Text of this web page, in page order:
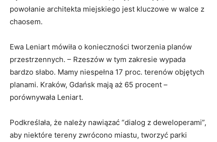
powołanie architekta miejskiego jest kluczowe w walce z
chaosem.
Ewa Leniart mówiła o konieczności tworzenia planów
przestrzennych. – Rzeszów w tym zakresie wypada
bardzo słabo. Mamy niespełna 17 proc. terenów objętych
planami. Kraków, Gdańsk mają aż 65 procent –
porównywała Leniart.
Podkreślała, że należy nawiązać “dialog z deweloperami”,
aby niektóre tereny zwrócono miastu, tworzyć parki